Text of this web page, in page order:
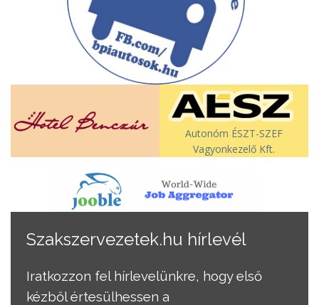
Autonóm ÉSZT-SZEF
Vagyonkezelő Kft.
Szakszervezetek.hu hírlevél
Iratkozzon fel hírlevelünkre, hogy első
kézből értesülhessen a